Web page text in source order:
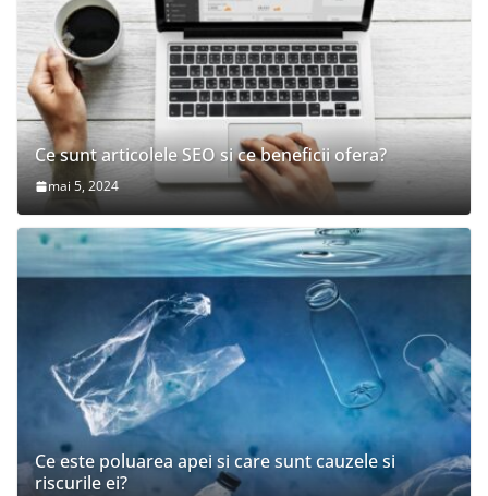
Ce sunt articolele SEO si ce beneficii ofera?
mai 5, 2024
Ce este poluarea apei si care sunt cauzele si
riscurile ei?